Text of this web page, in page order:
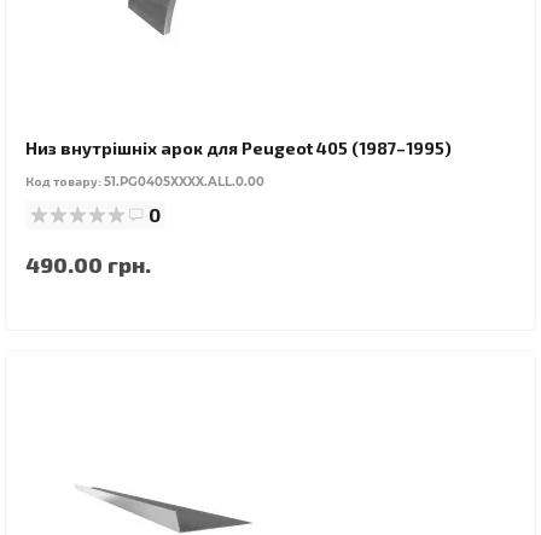
Низ внутрішніх арок для Peugeot 405 (1987–1995)
Код товару:51.PG0405XXXX.ALL.0.00
0
490.00 грн.